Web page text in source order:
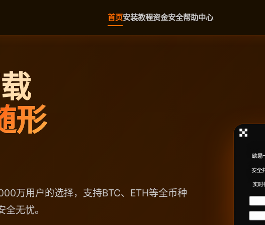
首页安装教程资金安全帮助中心
形
万用户的选择，支持BTC、ETH等全币种
无忧。